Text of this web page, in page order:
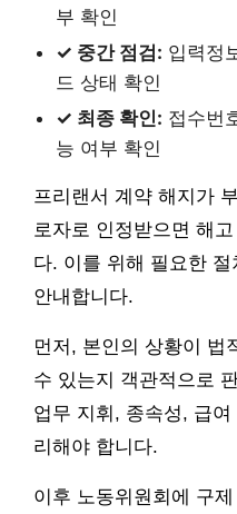
부 확인
✓ 중간 점검: 입력정
드 상태 확인
✓ 최종 확인: 접수번
능 여부 확인
프리랜서 계약 해지가
로자로 인정받으면 해
다. 이를 위해 필요한
안내합니다.
먼저, 본인의 상황이 법
수 있는지 객관적으로
업무 지휘, 종속성, 급
리해야 합니다.
이후 노동위원회에 구